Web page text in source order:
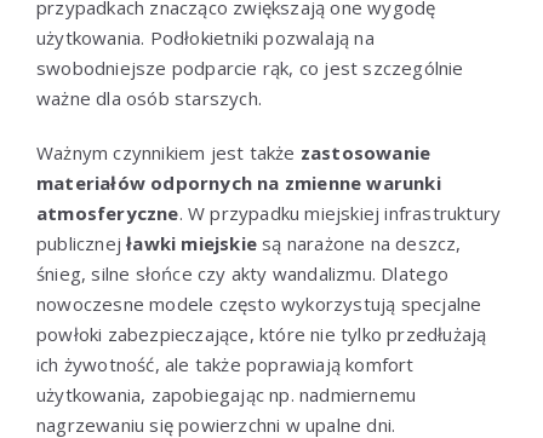
przypadkach znacząco zwiększają one wygodę
użytkowania. Podłokietniki pozwalają na
swobodniejsze podparcie rąk, co jest szczególnie
ważne dla osób starszych.
Ważnym czynnikiem jest także zastosowanie
materiałów odpornych na zmienne warunki
atmosferyczne. W przypadku miejskiej infrastruktury
publicznejławki miejskie są narażone na deszcz,
śnieg, silne słońce czy akty wandalizmu. Dlatego
nowoczesne modele często wykorzystują specjalne
powłoki zabezpieczające, które nie tylko przedłużają
ich żywotność, ale także poprawiają komfort
użytkowania, zapobiegając np. nadmiernemu
nagrzewaniu się powierzchni w upalne dni.